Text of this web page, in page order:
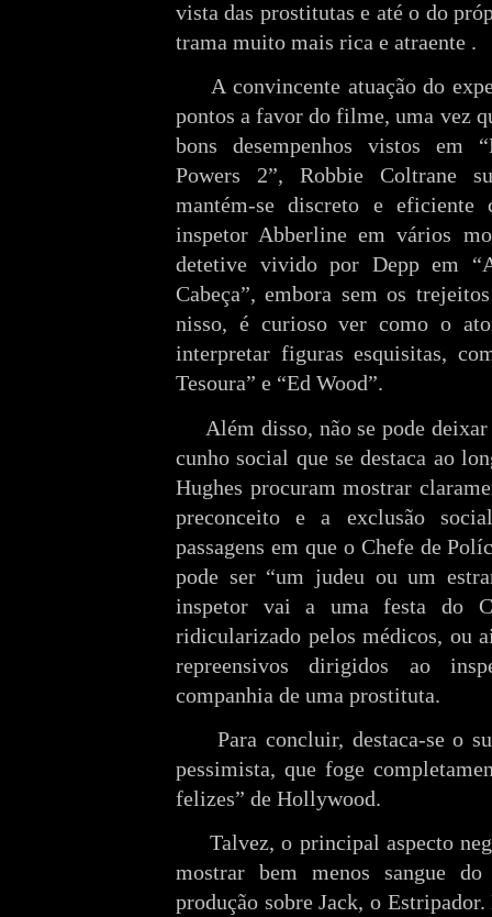
vista das prostitutas e até o do
trama muito mais rica e atraente .
A convincente atuação do
pontos a favor do filme, uma vez
bons desempenhos vistos em
Powers 2”, Robbie Coltrane
mantém-se discreto e eficiente
inspetor Abberline em vários
detetive vivido por Depp em
Cabeça”, embora sem os
nisso, é curioso ver como o
interpretar figuras esquisitas,
Tesoura” e “Ed Wood”.
Além disso, não se pode
cunho social que se destaca ao
Hughes procuram mostrar
preconceito e a exclusão
passagens em que o Chefe de
pode ser “um judeu ou um
inspetor vai a uma festa do
ridicularizado pelos médicos, ou
repreensivos dirigidos ao
companhia de uma prostituta.
Para concluir, destaca-se o
pessimista, que foge
felizes” de Hollywood.
Talvez, o principal aspecto
mostrar bem menos sangue
produção sobre Jack, o